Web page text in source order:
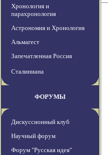
Хронология и
парахронология
Астрономия и Хронология
Альмагест
Запечатленная Россия
Сталиниана
ФОРУМЫ
Дискуссионный клуб
Научный форум
Форум "Русская идея"